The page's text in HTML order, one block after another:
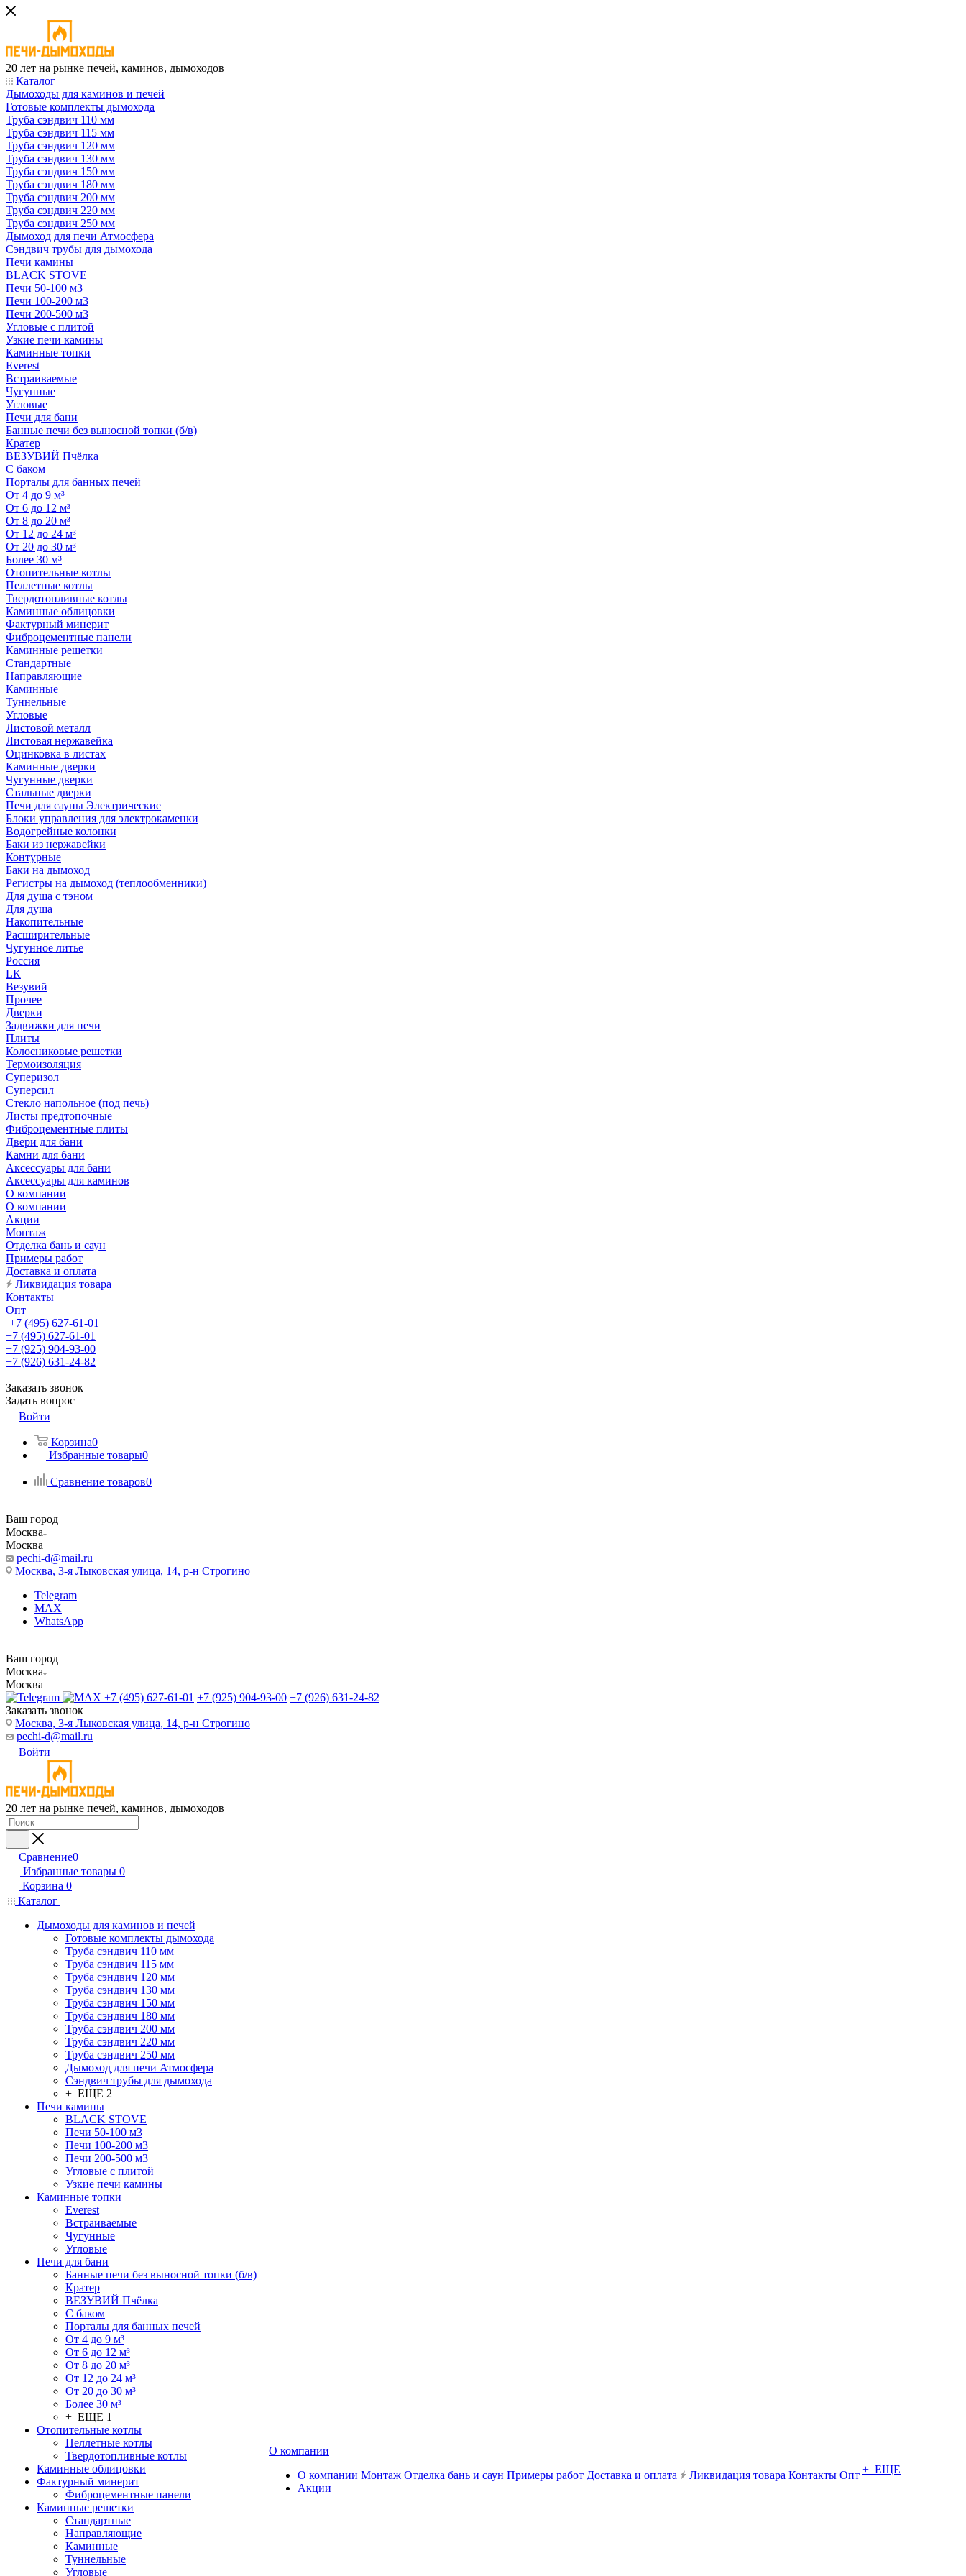
20 лет на рынке печей, каминов, дымоходов
Каталог
Дымоходы для каминов и печей
Готовые комплекты дымохода
Труба сэндвич 110 мм
Труба сэндвич 115 мм
Труба сэндвич 120 мм
Труба сэндвич 130 мм
Труба сэндвич 150 мм
Труба сэндвич 180 мм
Труба сэндвич 200 мм
Труба сэндвич 220 мм
Труба сэндвич 250 мм
Дымоход для печи Атмосфера
Сэндвич трубы для дымохода
Печи камины
BLACK STOVE
Печи 50-100 м3
Печи 100-200 м3
Печи 200-500 м3
Угловые с плитой
Узкие печи камины
Каминные топки
Everest
Встраиваемые
Чугунные
Угловые
Печи для бани
Банные печи без выносной топки (б/в)
Кратер
ВЕЗУВИЙ Пчёлка
С баком
Порталы для банных печей
От 4 до 9 м³
От 6 до 12 м³
От 8 до 20 м³
От 12 до 24 м³
От 20 до 30 м³
Более 30 м³
Отопительные котлы
Пеллетные котлы
Твердотопливные котлы
Каминные облицовки
Фактурный минерит
Фиброцементные панели
Каминные решетки
Стандартные
Направляющие
Каминные
Туннельные
Угловые
Листовой металл
Листовая нержавейка
Оцинковка в листах
Каминные дверки
Чугунные дверки
Стальные дверки
Печи для сауны Электрические
Блоки управления для электрокаменки
Водогрейные колонки
Баки из нержавейки
Контурные
Баки на дымоход
Регистры на дымоход (теплообменники)
Для душа с тэном
Для душа
Накопительные
Расширительные
Чугунное литье
Россия
LК
Везувий
Прочее
Дверки
Задвижки для печи
Плиты
Колосниковые решетки
Термоизоляция
Суперизол
Суперсил
Стекло напольное (под печь)
Листы предтопочные
Фиброцементные плиты
Двери для бани
Камни для бани
Аксессуары для бани
Аксессуары для каминов
О компании
О компании
Акции
Монтаж
Отделка бань и саун
Примеры работ
Доставка и оплата
Ликвидация товара
Контакты
Опт
+7 (495) 627-61-01
+7 (495) 627-61-01
+7 (925) 904-93-00
+7 (926) 631-24-82
Заказать звонок
Задать вопрос
Войти
Корзина0
Избранные товары0
Сравнение товаров0
Ваш город
Москва
Москва
pechi-d@mail.ru
Москва, 3-я Лыковская улица, 14, р-н Строгино
Telegram
MAX
WhatsApp
Ваш город
Москва
Москва
+7 (495) 627-61-01 +7 (925) 904-93-00 +7 (926) 631-24-82
Заказать звонок
Москва, 3-я Лыковская улица, 14, р-н Строгино
pechi-d@mail.ru
Войти
20 лет на рынке печей, каминов, дымоходов
Сравнение0
Избранные товары 0
Корзина 0
Каталог
Дымоходы для каминов и печей
Готовые комплекты дымохода
Труба сэндвич 110 мм
Труба сэндвич 115 мм
Труба сэндвич 120 мм
Труба сэндвич 130 мм
Труба сэндвич 150 мм
Труба сэндвич 180 мм
Труба сэндвич 200 мм
Труба сэндвич 220 мм
Труба сэндвич 250 мм
Дымоход для печи Атмосфера
Сэндвич трубы для дымохода
+ ЕЩЕ 2
Печи камины
BLACK STOVE
Печи 50-100 м3
Печи 100-200 м3
Печи 200-500 м3
Угловые с плитой
Узкие печи камины
Каминные топки
Everest
Встраиваемые
Чугунные
Угловые
Печи для бани
Банные печи без выносной топки (б/в)
Кратер
ВЕЗУВИЙ Пчёлка
С баком
Порталы для банных печей
От 4 до 9 м³
От 6 до 12 м³
От 8 до 20 м³
От 12 до 24 м³
От 20 до 30 м³
Более 30 м³
+ ЕЩЕ 1
Отопительные котлы
Пеллетные котлы
Твердотопливные котлы
Каминные облицовки
Фактурный минерит
Фиброцементные панели
Каминные решетки
Стандартные
Направляющие
Каминные
Туннельные
Угловые
О компании
О компании
Акции
Монтаж Отделка бань и саун Примеры работ Доставка и оплата Ликвидация товара Контакты Опт + ЕЩЕ